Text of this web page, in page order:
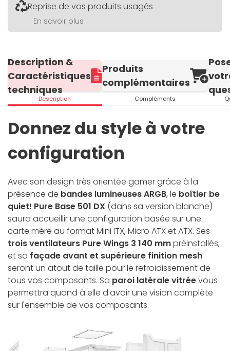
Reprise de vos produits usagés
En savoir plus
Description &
Caractéristiques
techniques
Description
Produits
complémentaires
Compléments
Donnez du style à votre
configuration
Avec son design très orientée gamer grâce à la
présence de bandes lumineuses ARGB, le boîtier be
quiet! Pure Base 501 DX (dans sa version blanche)
saura accueillir une configuration basée sur une
carte mère au format Mini ITX, Micro ATX et ATX. Ses
trois ventilateurs Pure Wings 3 140 mmpréinstallés,
et sa façade avant et supérieure finition mesh
seront un atout de taille pour le refroidissement de
tous vos composants. Sa paroi latérale vitréevous
permettra quand à elle d'avoir une vision complète
sur l'ensemble de vos composants.